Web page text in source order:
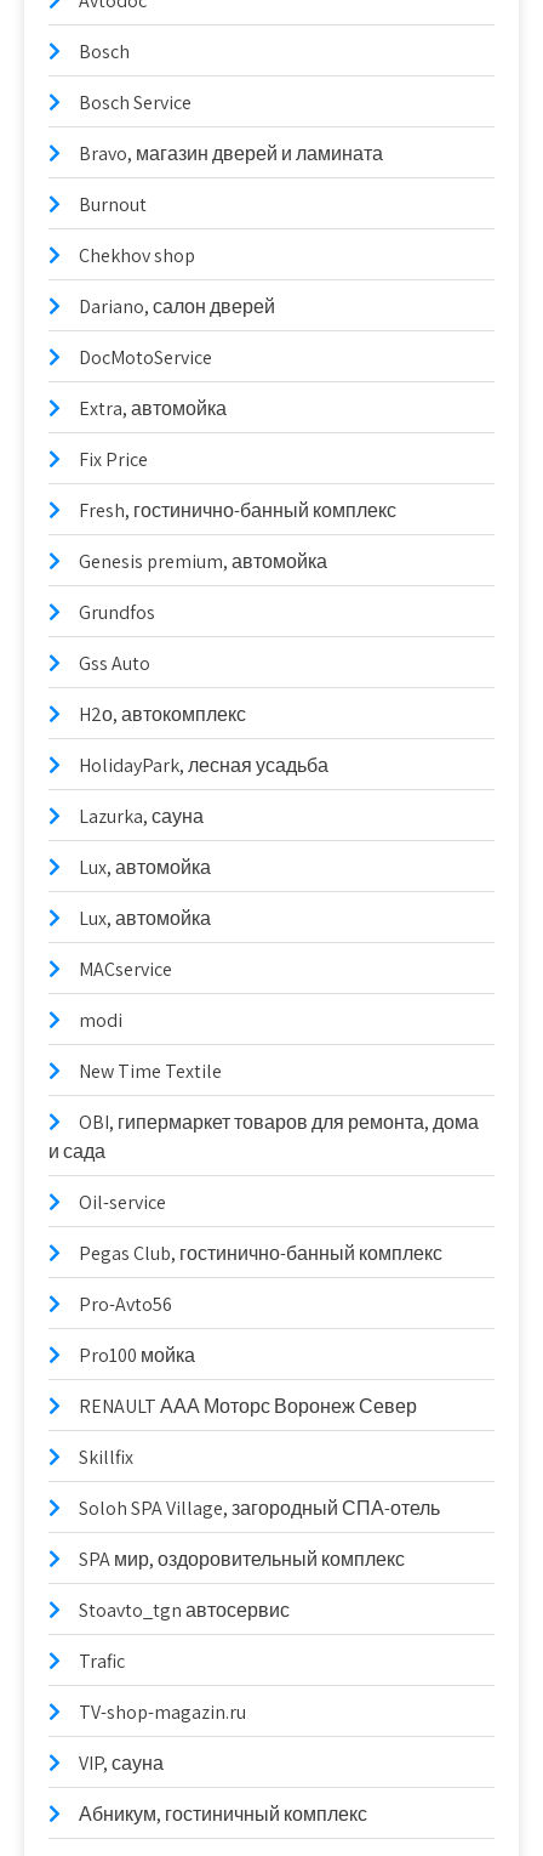
Bosch
Bosch Service
Bravo, магазин дверей и ламината
Burnout
Chekhov shop
Dariano, салон дверей
DocMotoService
Extra, автомойка
Fix Price
Fresh, гостинично-банный комплекс
Genesis premium, автомойка
Grundfos
Gss Auto
H2о, автокомплекс
HolidayPark, лесная усадьба
Lazurka, сауна
Lux, автомойка
Lux, автомойка
MACservice
modi
New Time Textile
OBI, гипермаркет товаров для ремонта, дома
и сада
Oil-service
Pegas Club, гостинично-банный комплекс
Pro-Avto56
Pro100 мойка
RENAULT ААА Моторс Воронеж Север
Skillfix
Soloh SPA Village, загородный СПА-отель
SPA мир, оздоровительный комплекс
Stoavto_tgn автосервис
Trafic
TV-shop-magazin.ru
VIP, сауна
Абникум, гостиничный комплекс